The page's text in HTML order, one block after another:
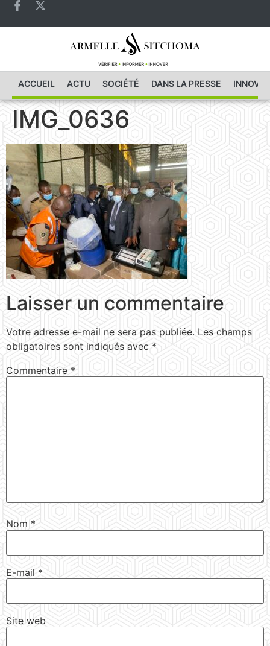
ACCUEIL ACTU SOCIÉTÉ DANS LA PRESSE
IMG_0636
Laisser un commentaire
Votre adresse e-mail ne sera pas publiée. Les champs
obligatoires sont indiqués avec *
Commentaire *
Nom *
E-mail *
Site web